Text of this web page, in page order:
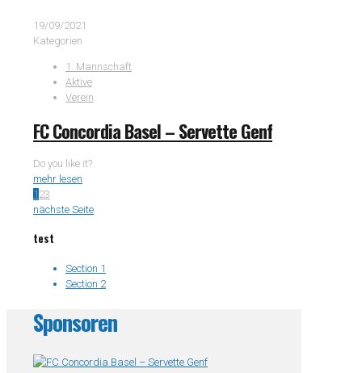
19/09/2021
Kategorien
1. Mannschaft
Aktive
Verein
FC Concordia Basel – Servette Genf
Do you like it?
mehr lesen
1 23
nächste Seite
test
Section 1
Section 2
Sponsoren